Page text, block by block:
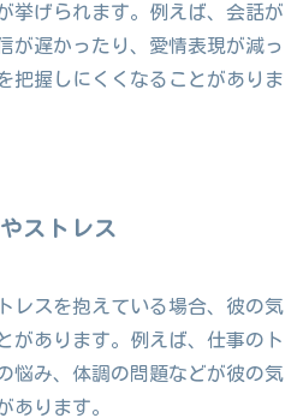
挙げられます。例えば、会話が
が遅かったり、愛情表現が減っ
把握しにくくなることがありま
ストレス
レスを抱えている場合、彼の気
があります。例えば、仕事のト
悩み、体調の問題などが彼の気
あります。